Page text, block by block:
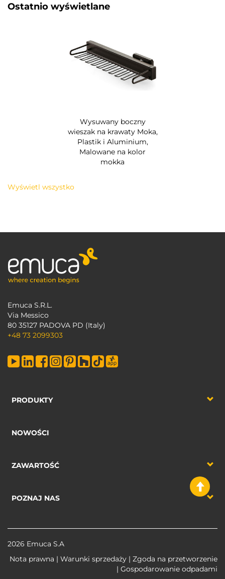
Ostatnio wyświetlane​
Wysuwany boczny
wieszak na krawaty Moka,
Plastik i Aluminium,
Malowane na kolor
mokka
Wyświetl wszystko
Emuca S.R.L.
Via Messico
80 35127 PADOVA PD (Italy)
+48 73 2099303
PRODUKTY
NOWOŚCI
ZAWARTOŚĆ
POZNAJ NAS
2026 Emuca S.A
Nota prawna | Warunki sprzedaży | Zgoda na przetworzenie
| Gospodarowanie odpadami